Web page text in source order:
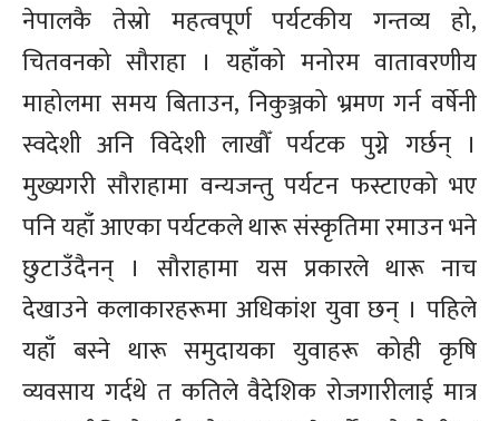
नेपालकै तेस्रो महत्वपूर्ण पर्यटकीय गन्तव्य हो,
चितवनको सौराहा । यहाँको मनोरम वातावरणीय
माहोलमा समय बिताउन, निकुञ्जको भ्रमण गर्न वर्षेनी
स्वदेशी अनि विदेशी लाखौँ पर्यटक पुग्ने गर्छन् ।
मुख्यगरी सौराहामा वन्यजन्तु पर्यटन फस्टाएको भए
पनि यहाँ आएका पर्यटकले थारू संस्कृतिमा रमाउन भने
छुटाउँदैनन् । सौराहामा यस प्रकारले थारू नाच
देखाउने कलाकारहरूमा अधिकांश युवा छन् । पहिले
यहाँ बस्ने थारू समुदायका युवाहरू कोही कृषि
व्यवसाय गर्दथे त कतिले वैदेशिक रोजगारीलाई मात्र